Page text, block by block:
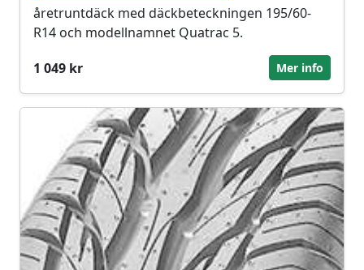
åretruntdäck med däckbeteckningen 195/60-
R14 och modellnamnet Quatrac 5.
1 049 kr
Mer info